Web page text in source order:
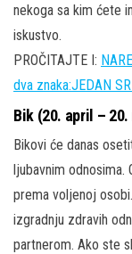
nekoga sa kim ćete
iskustvo.
PROČITAJTE I:
dva znaka:JEDAN
Bik (20. april – 20.
Bikovi će danas
ljubavnim
prema voljenoj
izgradnju zdravih
partnerom. Ako ste